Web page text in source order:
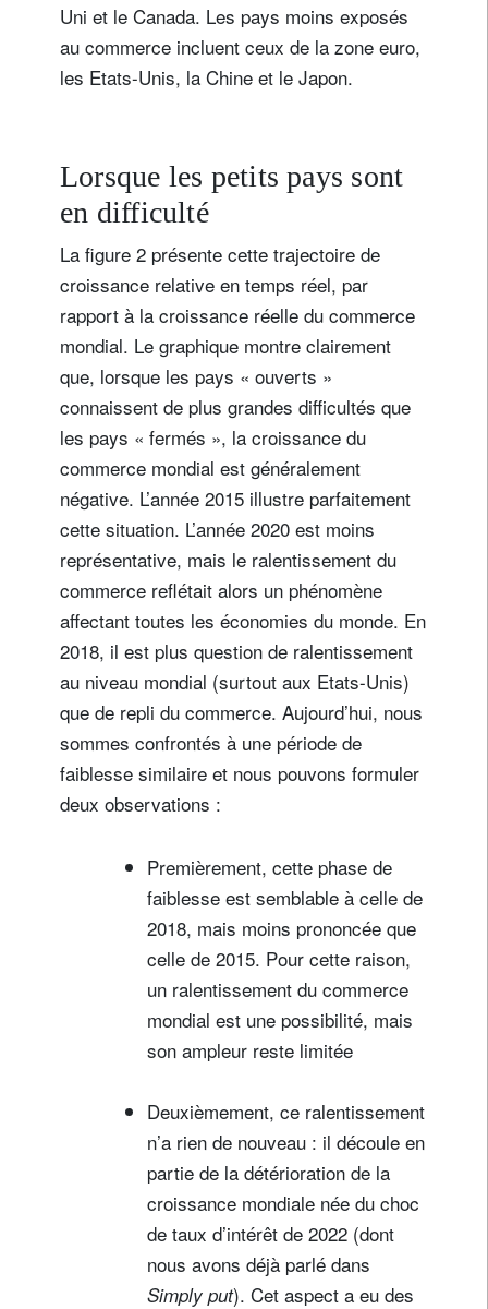
Uni et le Canada. Les pays moins exposés
au commerce incluent ceux de la zone euro,
les Etats-Unis, la Chine et le Japon.
Lorsque les petits pays sont
en difficulté
La figure 2 présente cette trajectoire de
croissance relative en temps réel, par
rapport à la croissance réelle du commerce
mondial. Le graphique montre clairement
que, lorsque les pays « ouverts »
connaissent de plus grandes difficultés que
les pays « fermés », la croissance du
commerce mondial est généralement
négative. L’année 2015 illustre parfaitement
cette situation. L’année 2020 est moins
représentative, mais le ralentissement du
commerce reflétait alors un phénomène
affectant toutes les économies du monde. En
2018, il est plus question de ralentissement
au niveau mondial (surtout aux Etats-Unis)
que de repli du commerce. Aujourd’hui, nous
sommes confrontés à une période de
faiblesse similaire et nous pouvons formuler
deux observations :
Premièrement, cette phase de
faiblesse est semblable à celle de
2018, mais moins prononcée que
celle de 2015. Pour cette raison,
un ralentissement du commerce
mondial est une possibilité, mais
son ampleur reste limitée
Deuxièmement, ce ralentissement
n’a rien de nouveau : il découle en
partie de la détérioration de la
croissance mondiale née du choc
de taux d’intérêt de 2022 (dont
nous avons déjà parlé dans
Simply put). Cet aspect a eu des